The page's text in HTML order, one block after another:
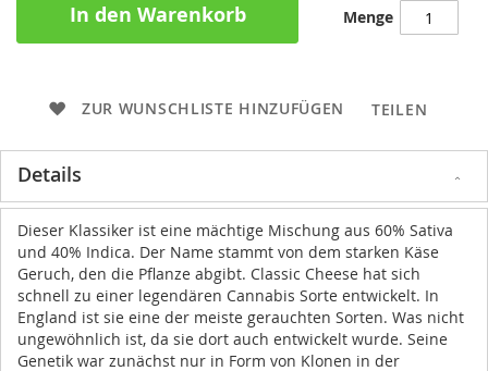
Menge
In den Warenkorb
ZUR WUNSCHLISTE HINZUFÜGEN TEILEN
Details
Dieser Klassiker ist eine mächtige Mischung aus 60% Sativa
und 40% Indica. Der Name stammt von dem starken Käse
Geruch, den die Pflanze abgibt. Classic Cheese hat sich
schnell zu einer legendären Cannabis Sorte entwickelt. In
England ist sie eine der meiste gerauchten Sorten. Was nicht
ungewöhnlich ist, da sie dort auch entwickelt wurde. Seine
Genetik war zunächst nur in Form von Klonen in der